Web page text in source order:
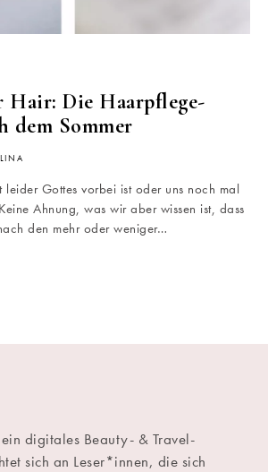
Hair: Die Haarpflege-
dem Sommer
Gottes vorbei ist oder uns noch mal
Ahnung, was wir aber wissen ist, dass
den mehr oder weniger…
digitales Beauty- & Travel-
sich an Leser*innen, die sich